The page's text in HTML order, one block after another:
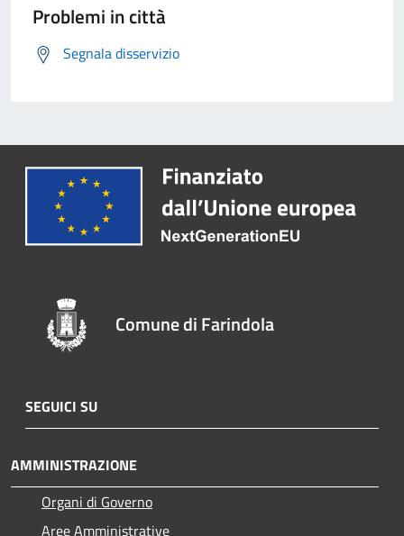
Problemi in città
Segnala disservizio
Comune di Farindola
SEGUICI SU
AMMINISTRAZIONE
Organi di Governo
Aree Amministrative